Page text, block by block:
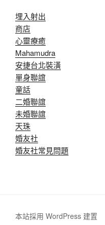
埋入射出
商店
心靈療癒
Mahamudra
安捷台北裝潢
單身聯誼
童話
二婚聯誼
未婚聯誼
天珠
婚友社
婚友社常見問題
本站採用 WordPress 建置